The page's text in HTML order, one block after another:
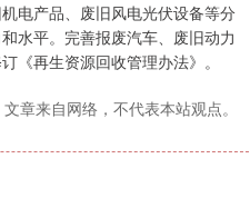
电产品、废旧风电光伏设备等分
水平。完善报废汽车、废旧动力
《再生资源回收管理办法》。
章来自网络，不代表本站观点。